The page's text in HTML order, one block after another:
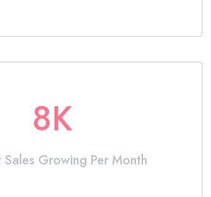
8K
Sales Growing Per Month